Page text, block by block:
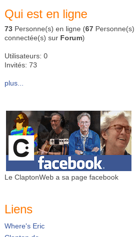
Qui est en ligne
73 Personne(s) en ligne (67 Personne(s)
connectée(s) sur Forum)
Utilisateurs: 0
Invités: 73
plus...
Le ClaptonWeb a sa page facebook
Liens
Where's Eric